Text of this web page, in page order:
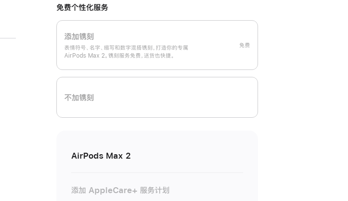
免费个性化服务
添加镌刻
表情符号、名字、缩写和数字混搭镌刻，打造你的专属
AirPods Max 2。镌刻服务免费，送货也快捷。
免费
不加镌刻
AirPods Max 2
添加 AppleCare+ 服务计划